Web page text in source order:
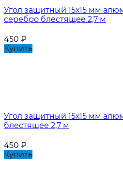
Угол защитный 15х15 мм
серебро блестящее 2,7 м
450 ₽
Купить
Угол защитный 15х15 мм
блестящее 2,7 м
450 ₽
Купить